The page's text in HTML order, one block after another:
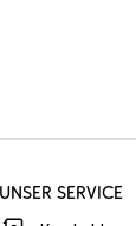
UNSER SERVICE